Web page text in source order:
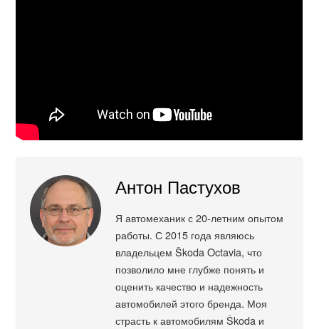
Антон Пастухов
Я автомеханик с 20-летним опытом
работы. С 2015 года являюсь
владельцем Škoda Octavia, что
позволило мне глубже понять и
оценить качество и надежность
автомобилей этого бренда. Моя
страсть к автомобилям Škoda и